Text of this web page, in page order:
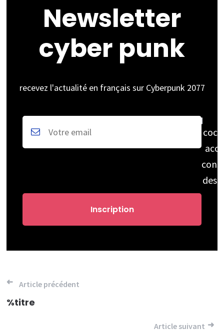
Newsletter
cyber punk
recevez l'actualité en français sur Cyberpunk 2077
des
Navigation
de
Article précédent
%titre
Article suivant